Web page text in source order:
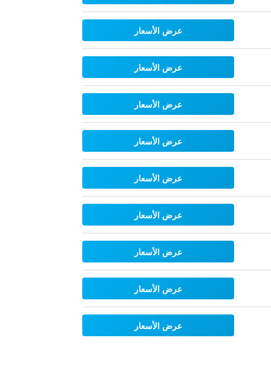
عرض الأسعار
عرض الأسعار
عرض الأسعار
عرض الأسعار
عرض الأسعار
عرض الأسعار
عرض الأسعار
عرض الأسعار
عرض الأسعار